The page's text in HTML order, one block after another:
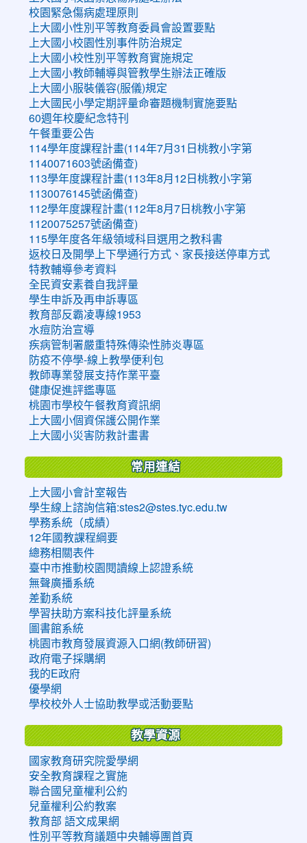
校園緊急傷病處理原則
上大國小性別平等教育委員會設置要點
上大國小校園性別事件防治規定
上大國小校性別平等教育實施規定
上大國小教師輔導與管教學生辦法正確版
上大國小服裝儀容(服儀)規定
上大國民小學定期評量命審題機制實施要點
60週年校慶紀念特刊
午餐重要公告
114學年度課程計畫(114年7月31日桃教小字第
1140071603號函備查)
113學年度課程計畫(113年8月12日桃教小字第
1130076145號函備查)
112學年度課程計畫(112年8月7日桃教小字第
1120075257號函備查)
115學年度各年級領域科目選用之教科書
返校日及開學上下學通行方式、家長接送停車方式
特教輔導參考資料
全民資安素養自我評量
學生申訴及再申訴專區
教育部反霸凌專線1953
水痘防治宣導
疾病管制署嚴重特殊傳染性肺炎專區
防疫不停學-線上教學便利包
教師專業發展支持作業平臺
健康促進評鑑專區
桃園市學校午餐教育資訊網
上大國小個資保護公開作業
上大國小災害防救計畫書
常用連結
上大國小會計室報告
學生線上諮詢信箱:stes2@stes.tyc.edu.tw
學務系統（成績）
12年國教課程綱要
總務相關表件
臺中市推動校園閱讀線上認證系統
無聲廣播系統
差勤系統
學習扶助方案科技化評量系統
圖書館系統
桃園市教育發展資源入口網(教師研習)
政府電子採購網
我的E政府
優學網
學校校外人士協助教學或活動要點
教學資源
國家教育研究院愛學網
安全教育課程之實施
聯合國兒童權利公約
兒童權利公約教案
教育部 語文成果網
性別平等教育議題中央輔導團首頁